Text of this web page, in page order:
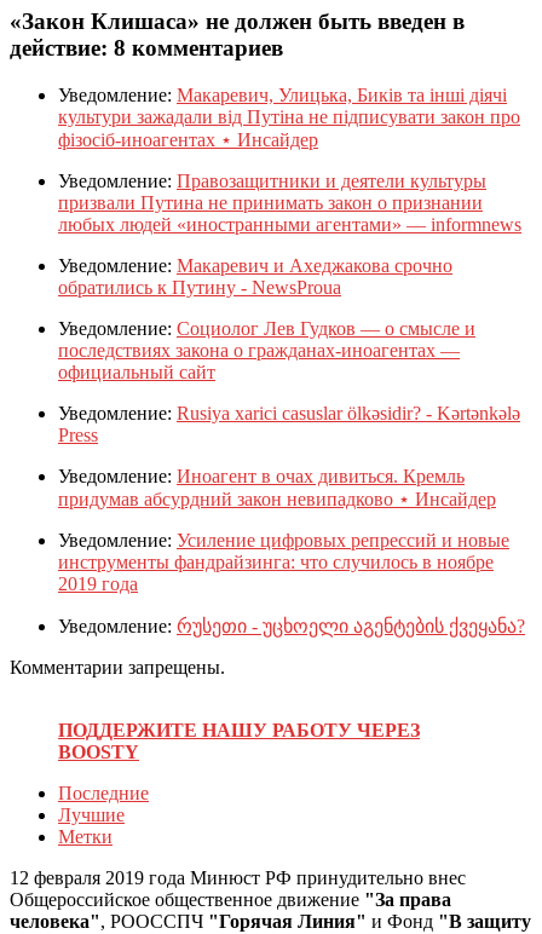
«Закон Клишаса» не должен быть введен в
действие: 8 комментариев
Уведомление: Макаревич, Улицька, Биків та інші діячі
культури зажадали від Путіна не підписувати закон про
фізосіб-иноагентах ⋆ Инсайдер
Уведомление: Правозащитники и деятели культуры
призвали Путина не принимать закон о признании
любых людей «иностранными агентами» — informnews
Уведомление: Макаревич и Ахеджакова срочно
обратились к Путину - NewsProua
Уведомление: Социолог Лев Гудков — о смысле и
последствиях закона о гражданах-иноагентах —
официальный сайт
Уведомление: Rusiya xarici casuslar ölkəsidir? - Kərtənkələ
Press
Уведомление: Иноагент в очах дивиться. Кремль
придумав абсурдний закон невипадково ⋆ Инсайдер
Уведомление: Усиление цифровых репрессий и новые
инструменты фандрайзинга: что случилось в ноябре
2019 года
Уведомление: რუსეთი - უცხოელი აგენტების ქვეყანა?
Комментарии запрещены.
ПОДДЕРЖИТЕ НАШУ РАБОТУ ЧЕРЕЗ
BOOSTY
Последние
Лучшие
Метки
12 февраля 2019 года Минюст РФ принудительно внес
Общероссийское общественное движение "За права
человека", РООССПЧ "Горячая Линия" и Фонд "В защиту